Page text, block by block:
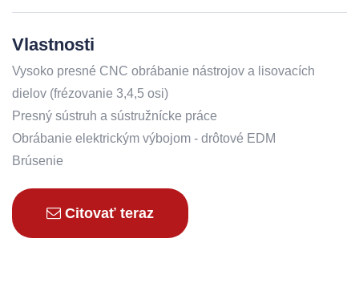
Vlastnosti
Vysoko presné CNC obrábanie nástrojov a lisovacích
dielov (frézovanie 3,4,5 osi)
Presný sústruh a sústružnícke práce
Obrábanie elektrickým výbojom - drôtové EDM
Brúsenie
Citovať teraz